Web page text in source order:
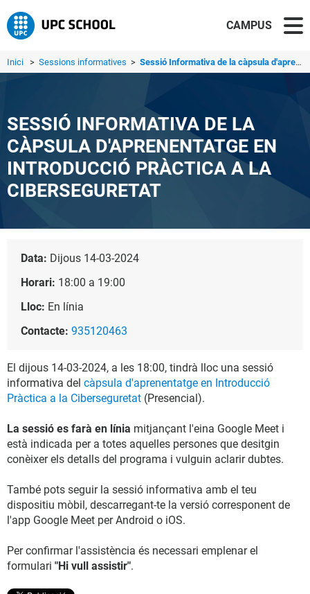
CAMPUS
Inici > Sessions informatives > Sessió Informativa de la càpsula d'aprenentatge en Introd...
SESSIÓ INFORMATIVA DE LA
CÀPSULA D'APRENENTATGE EN
INTRODUCCIÓ PRÀCTICA A LA
CIBERSEGURETAT
Data: Dijous 14-03-2024
Horari: 18:00 a 19:00
Lloc: En línia
Contacte: 935120463
El dijous 14-03-2024, a les 18:00, tindrà lloc una sessió
informativa del càpsula d'aprenentatge en Introducció
Pràctica a la Ciberseguretat (Presencial).
La sessió es farà en línia mitjançant l'eina Google Meet i
està indicada per a totes aquelles persones que desitgin
conèixer els detalls del programa i vulguin aclarir dubtes.
També pots seguir la sessió informativa amb el teu
dispositiu mòbil, descarregant-te la versió corresponent de
l'app Google Meet per Android o iOS.
Per confirmar l'assistència és necessari emplenar el
formulari "Hi vull assistir".